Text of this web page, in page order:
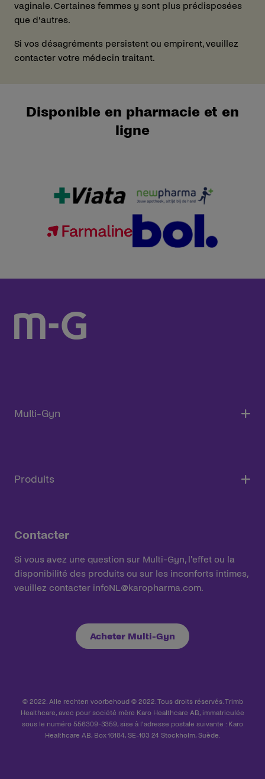
vaginale. Certaines femmes y sont plus prédisposées
que d’autres.
Si vos désagréments persistent ou empirent, veuillez
contacter votre médecin traitant.
Disponible en pharmacie et en
ligne
Multi-Gyn
Produits
Contacter
Si vous avez une question sur Multi-Gyn, l'effet ou la
disponibilité des produits ou sur les inconforts intimes,
veuillez contacter infoNL@karopharma.com.
Acheter Multi-Gyn
© 2022. Alle rechten voorbehoud © 2022. Tous droits réservés. Trimb
Healthcare, avec pour société mère Karo Healthcare AB, immatriculée
sous le numéro 556309-3359, sise à l'adresse postale suivante : Karo
Healthcare AB, Box 16184, SE-103 24 Stockholm, Suède.